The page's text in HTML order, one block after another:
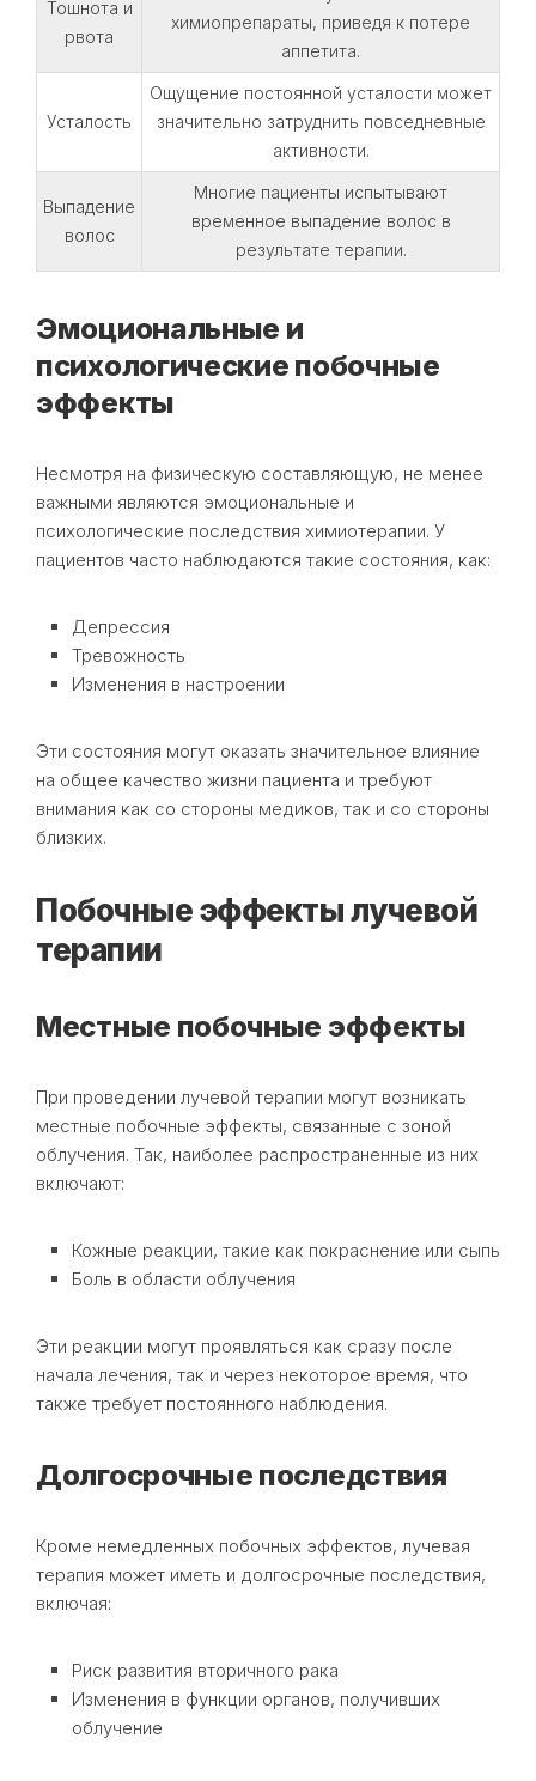
Тошнота и
рвота
химиопрепараты, приведя к потере
аппетита.
Усталость
Ощущение постоянной усталости может
значительно затруднить повседневные
активности.
Выпадение
волос
Многие пациенты испытывают
временное выпадение волос в
результате терапии.
Эмоциональные и
психологические побочные
эффекты
Несмотря на физическую составляющую, не менее
важными являются эмоциональные и
психологические последствия химиотерапии. У
пациентов часто наблюдаются такие состояния, как:
Депрессия
Тревожность
Изменения в настроении
Эти состояния могут оказать значительное влияние
на общее качество жизни пациента и требуют
внимания как со стороны медиков, так и со стороны
близких.
Побочные эффекты лучевой
терапии
Местные побочные эффекты
При проведении лучевой терапии могут возникать
местные побочные эффекты, связанные с зоной
облучения. Так, наиболее распространенные из них
включают:
Кожные реакции, такие как покраснение или сыпь
Боль в области облучения
Эти реакции могут проявляться как сразу после
начала лечения, так и через некоторое время, что
также требует постоянного наблюдения.
Долгосрочные последствия
Кроме немедленных побочных эффектов, лучевая
терапия может иметь и долгосрочные последствия,
включая:
Риск развития вторичного рака
Изменения в функции органов, получивших
облучение